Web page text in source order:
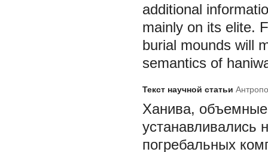
additional
mainly on its elite.
burial mounds will
semantics of
Текст научной статьи
Ханива,
устанавливались
погребальных